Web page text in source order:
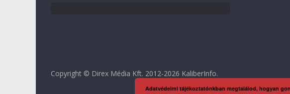
Copyright © Direx Média Kft. 2012-2026 KaliberInfo.
Adatvédelmi tájékoztatónkban megtalálod, hogyan